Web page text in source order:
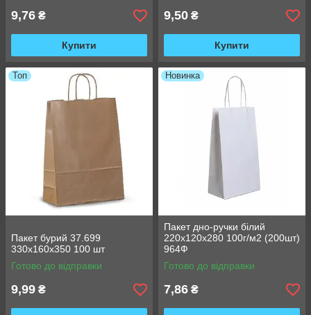
9,76 ₴
Купити
9,50 ₴
Купити
Топ
Пакет бурий 37.699
330х160х350 100 шт
Готово до відправки
9,99 ₴
Новинка
Пакет дно-ручки білий
220х120х280 100г/м2 (200шт)
964Ф
Готово до відправки
7,86 ₴